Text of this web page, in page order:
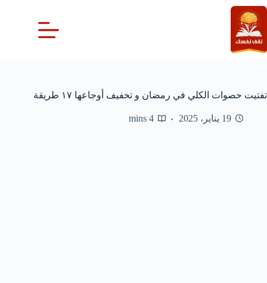
التجاوز
إلى
المحتوى
تفتيت حصوات الكلي في رمضان و تخفيف أوجاعها ١٧ طريقة
19 يناير، 2025 4 mins